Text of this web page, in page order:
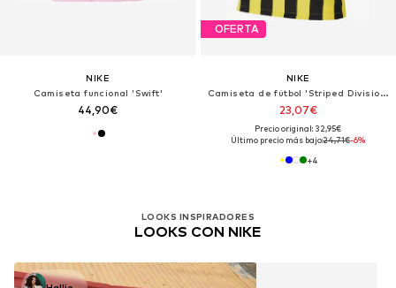
NIKE
Camiseta funcional 'Swift'
44,90€
OFERTA
NIKE
Camiseta de fútbol 'Striped Division IV'
23,07€
Precio original: 32,95€
Último precio más bajo:24,71€-6%
+4
LOOKS INSPIRADORES
LOOKS CON NIKE